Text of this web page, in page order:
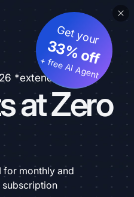
*extended
at Zero
Get your
33% off
+ free AI Agent
for monthly and